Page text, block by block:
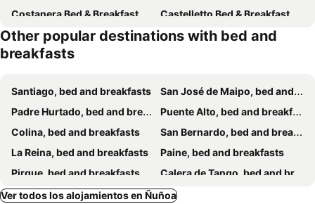
Costanera Bed & Breakfast
Castelletto Bed & Breakfast
Casa Agape Aeropuerto
Casa Ágape
Hostal Brisa Serena
Posada Black Pearl
Oceana Suites Chile Hostel
Tinka
Departamento Independiente Bano Privado
El Raco
Hostal Cabins Beds Mgvry Nv`r
Ñuñoa Vive 1
Alojamiento Latadia Las Condes
Departamento Amoblado 1 Ambiente
Wanderlust Hostel B & B
Habitacion 3 Con Bano Compartido En Providencia Roman Daz
Habitacion Grande 3 Personas Bano Privado Providencia
Other popular destinations with bed and
breakfasts
Santiago, bed and breakfasts
San José de Maipo, bed and breakfasts
Padre Hurtado, bed and breakfasts
Puente Alto, bed and breakfasts
Colina, bed and breakfasts
San Bernardo, bed and breakfasts
La Reina, bed and breakfasts
Paine, bed and breakfasts
Pirque, bed and breakfasts
Calera de Tango, bed and breakfasts
Lampa, bed and breakfasts
Isla de Maipo, bed and breakfasts
Ver todos los alojamientos en Ñuñoa